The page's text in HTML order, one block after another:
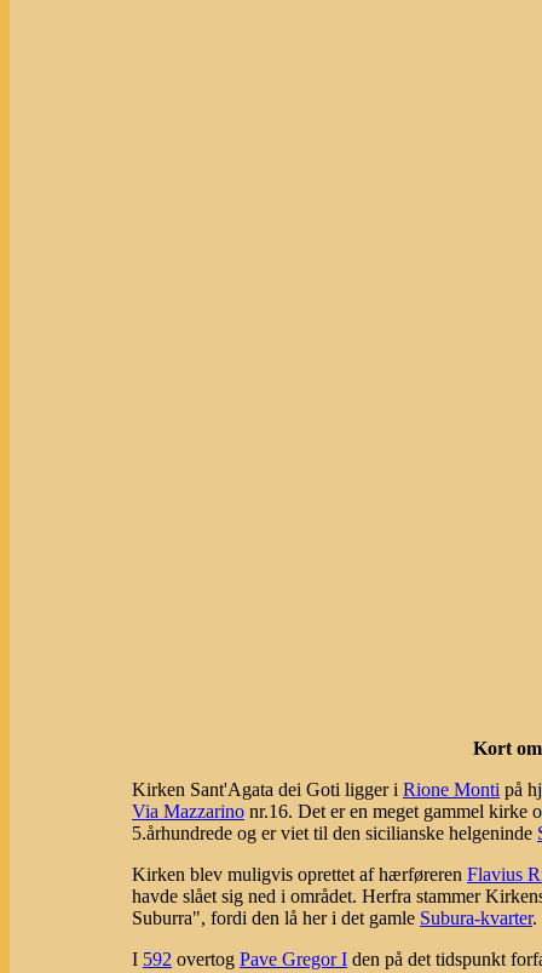
Kort
Kirken Sant'Agata dei Goti ligger i Rione Monti på
Via Mazzarino nr.16. Det er en meget gammel kirke
5.århundrede og er viet til den sicilianske helgeninde
Kirken blev muligvis oprettet af hærføreren Flavius
havde slået sig ned i området. Herfra stammer
Suburra", fordi den lå her i det gamle Subura-kvarter.
I 592 overtog Pave Gregor I den på det tidspunkt